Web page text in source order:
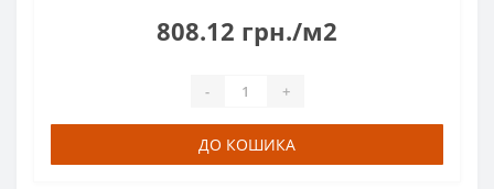
808.12 грн./м2
- +
ДО КОШИКА